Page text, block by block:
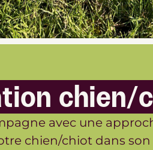
chien/
avec une
chien/chiot dans